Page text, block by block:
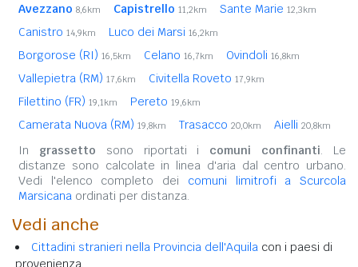
Avezzano 8,6km Capistrello 11,2km Sante Marie 12,3km
Canistro 14,9km Luco dei Marsi 16,2km
Borgorose (RI) 16,5km Celano 16,7km Ovindoli 16,8km
Vallepietra (RM) 17,6km Civitella Roveto 17,9km
Filettino (FR) 19,1km Pereto 19,6km
Camerata Nuova (RM) 19,8km Trasacco 20,0km Aielli 20,8km
In grassetto sono riportati i comuni confinanti. Le
distanze sono calcolate in linea d'aria dal centro urbano.
Vedi l'elenco completo dei comuni limitrofi a Scurcola
Marsicana ordinati per distanza.
Vedi anche
Cittadini stranieri nella Provincia dell'Aquila con i paesi di
provenienza.